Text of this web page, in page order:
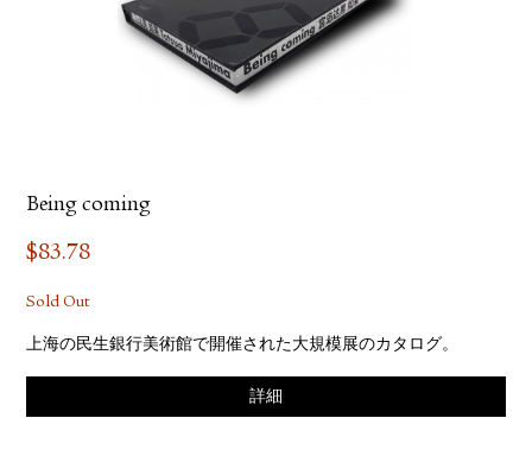
Being coming
$83.78
Sold Out
上海の民生銀行美術館で開催された大規模展のカタログ。
詳細